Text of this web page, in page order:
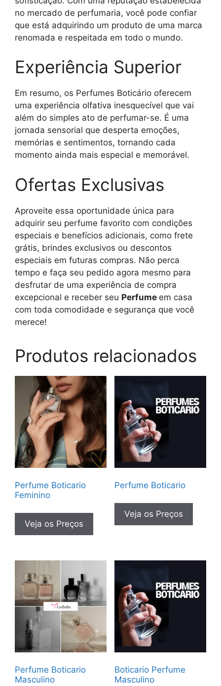
no mercado de perfumaria, você pode confiar
que está adquirindo um produto de uma marca
renomada e respeitada em todo o mundo.
Experiência Superior
Em resumo, os Perfumes Boticário oferecem
uma experiência olfativa inesquecível que vai
além do simples ato de perfumar-se. É uma
jornada sensorial que desperta emoções,
memórias e sentimentos, tornando cada
momento ainda mais especial e memorável.
Ofertas Exclusivas
Aproveite essa oportunidade única para
adquirir seu perfume favorito com condições
especiais e benefícios adicionais, como frete
grátis, brindes exclusivos ou descontos
especiais em futuras compras. Não perca
tempo e faça seu pedido agora mesmo para
desfrutar de uma experiência de compra
excepcional e receber seu Perfume em casa
com toda comodidade e segurança que você
merece!
Produtos relacionados
Perfume Boticario
Feminino
Veja os Preços
Perfume Boticario
Veja os Preços
Perfume Boticario
Masculino
Boticario Perfume
Masculino